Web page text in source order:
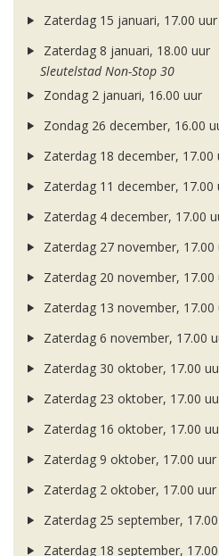
Zaterdag 15 januari, 17.00 uur
Zaterdag 8 januari, 18.00 uur
Sleutelstad Non-Stop 30
Zondag 2 januari, 16.00 uur
Zondag 26 december, 16.00
Zaterdag 18 december, 17.00
Zaterdag 11 december, 17.00
Zaterdag 4 december, 17.00
Zaterdag 27 november, 17.00
Zaterdag 20 november, 17.00
Zaterdag 13 november, 17.00
Zaterdag 6 november, 17.00
Zaterdag 30 oktober, 17.00
Zaterdag 23 oktober, 17.00
Zaterdag 16 oktober, 17.00
Zaterdag 9 oktober, 17.00 uur
Zaterdag 2 oktober, 17.00 uur
Zaterdag 25 september,
Zaterdag 18 september,